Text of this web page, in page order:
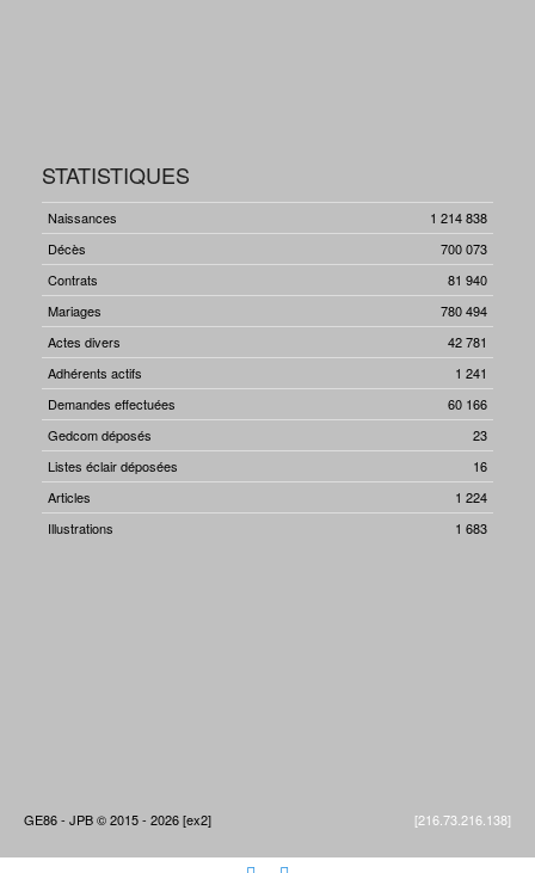
STATISTIQUES
Naissances
1 214 838
Décès
700 073
Contrats
81 940
Mariages
780 494
Actes divers
42 781
Adhérents actifs
1 241
Demandes effectuées
60 166
Gedcom déposés
23
Listes éclair déposées
16
Articles
1 224
Illustrations
1 683
GE86 - JPB © 2015 - 2026 [ex2] [216.73.216.138]